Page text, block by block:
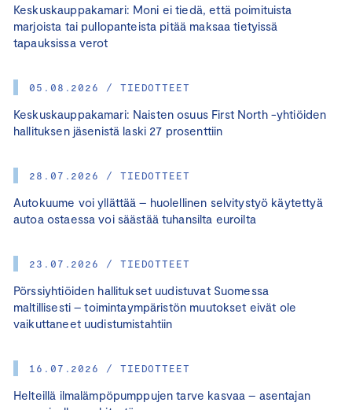
Keskuskauppakamari: Moni ei tiedä, että poimituista
marjoista tai pullopanteista pitää maksaa tietyissä
tapauksissa verot
05.08.2026 / TIEDOTTEET
Keskuskauppakamari: Naisten osuus First North -yhtiöiden
hallituksen jäsenistä laski 27 prosenttiin
28.07.2026 / TIEDOTTEET
Autokuume voi yllättää – huolellinen selvitystyö käytettyä
autoa ostaessa voi säästää tuhansilta euroilta
23.07.2026 / TIEDOTTEET
Pörssiyhtiöiden hallitukset uudistuvat Suomessa
maltillisesti – toimintaympäristön muutokset eivät ole
vaikuttaneet uudistumistahtiin
16.07.2026 / TIEDOTTEET
Helteillä ilmalämpöpumppujen tarve kasvaa – asentajan